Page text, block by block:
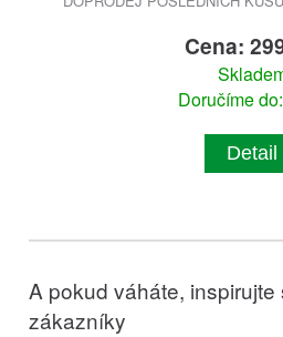
Cena:
Doručíme
Detail
A pokud váháte,
zákazníky